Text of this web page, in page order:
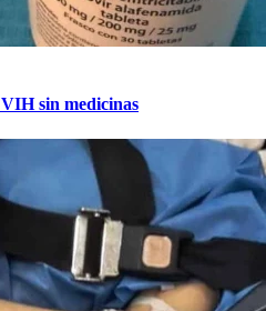
sin medicinas